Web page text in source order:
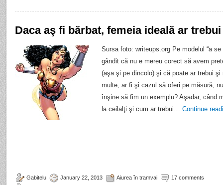
Daca aş fi bărbat, femeia ideală ar
Sursa foto: writeups.org Pe modelul “a
gândit că nu e mereu corect să avem
(aşa şi pe dincolo) şi că poate ar trebui
multe, ar fi şi cazul să oferi pe măsură,
înşine să fim un exemplu? Aşadar, când
la ceilalţi şi cum ar trebui… Continue
Gabitelu January 22, 2013 Aiurea în tramvai
17 comments